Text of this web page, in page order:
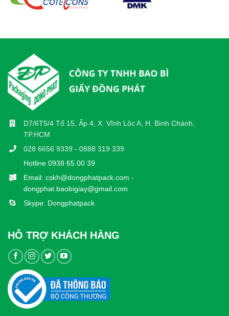
D7/6T5/4 Tổ 15, Ấp 4, X. Vĩnh Lộc A, H. Bình Chánh,
TP.HCM
028 6656 9339 - 0888 319 339
Hotline 0938 65 00 39
Email: cskh@dongphatpack.com -
dongphat.baobigiay@gmail.com
Skype: Dongphatpack
HỖ TRỢ KHÁCH HÀNG